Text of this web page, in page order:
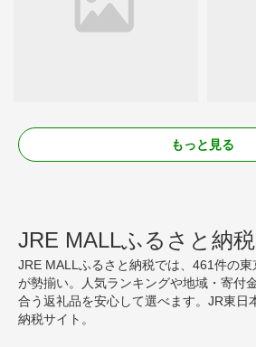
もっと見る
JRE MALLふるさと納
JRE MALLふるさと納税では、461件の
が勢揃い。人気ランキングや地域・寄付
合う返礼品を安心して選べます。JR東日
納税サイト。